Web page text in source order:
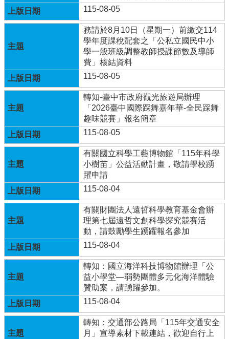
辦
法
定
府
訪
區
English
Version
程
體
計
畫
廣
國
小
活
滴
(臉
115-08-05
務請於8月10日（星期一）前繳交114
學年度課稅配套之「公私立國民中小
學一般班級調整教師授課節數及導師
費」核結資料
115-08-05
轉知-臺中市政府觀光旅遊局辦理
「2026臺中國際踩舞嘉年華-全民踩舞
趣味競賽」報名簡章
115-08-05
有關國立科學工藝博物館「115年科學
小樹苗」公益活動計畫，敬請學校踴
躍申請
115-08-04
有關財團法人遠哲科學教育基金會辦
理第七屆遠哲文創科學探究競賽活
動，請鼓勵學生踴躍報名參加
115-08-04
轉知：國立海洋科技博物館辦理「公
益小學堂—弱勢團體多元化海洋體驗
贊助案，請踴躍參加。
115-08-04
轉知：交通部公路局「115年交通安全
月」宣導素材下載連結，歡迎自行上